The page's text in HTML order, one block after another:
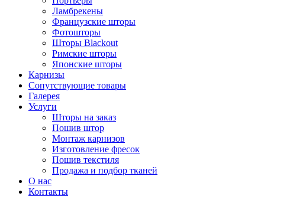
Ламбрекены
Французские шторы
Фотошторы
Шторы Blackout
Римские шторы
Японские шторы
Карнизы
Сопутствующие товары
Галерея
Услуги
Шторы на заказ
Пошив штор
Монтаж карнизов
Изготовление фресок
Пошив текстиля
Продажа и подбор тканей
О нас
Контакты